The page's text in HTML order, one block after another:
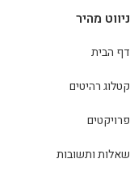
ניווט מהיר
דף הבית
קטלוג רהיטים
פרויקטים
שאלות ותשובות